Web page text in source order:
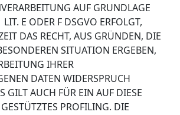
AUF GRUNDLAGE
E ODER F DSGVO ERFOLGT,
DAS RECHT, AUS GRÜNDEN, DIE
SITUATION ERGEBEN,
IHRER
DATEN WIDERSPRUCH
GILT AUCH FÜR EIN AUF DIESE
PROFILING. DIE